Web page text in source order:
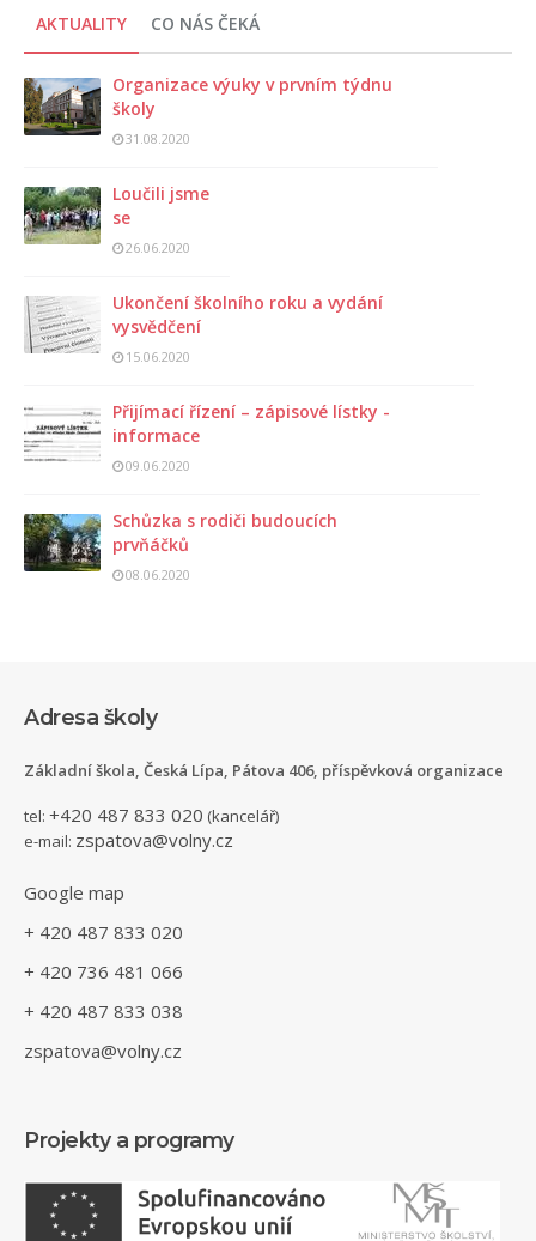
AKTUALITY CO NÁS ČEKÁ
Organizace výuky v prvním týdnu
školy
31.08.2020
Loučili jsme
se
26.06.2020
Ukončení školního roku a vydání
vysvědčení
15.06.2020
Přijímací řízení – zápisové lístky -
informace
09.06.2020
Schůzka s rodiči budoucích
prvňáčků
08.06.2020
Adresa školy
Základní škola, Česká Lípa, Pátova 406, příspěvková organizace
tel: +420 487 833 020 (kancelář)
e-mail: zspatova@volny.cz
Google map
+ 420 487 833 020
+ 420 736 481 066
+ 420 487 833 038
zspatova@volny.cz
Projekty a programy